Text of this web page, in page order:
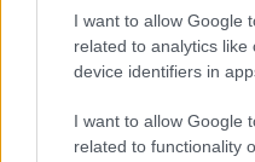
I want to allow Google
related to analytics like
device identifiers in
I want to allow Google
related to functionality